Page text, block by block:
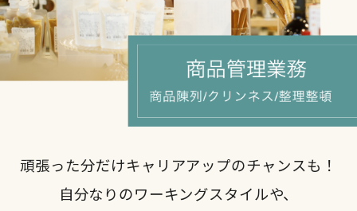
頑張った分だけキャリアアップのチャンスも！
自分なりのワーキングスタイルや、